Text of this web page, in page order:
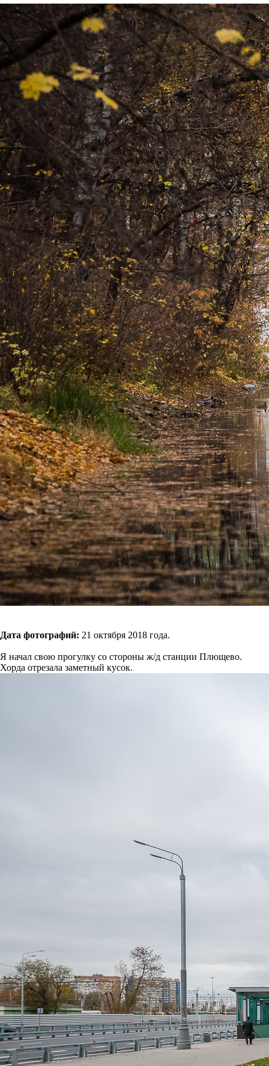
Дата фотографий: 21 октября 2018 года.
Я начал свою прогулку со стороны ж/д станции Плющево.
Хорда отрезала заметный кусок.